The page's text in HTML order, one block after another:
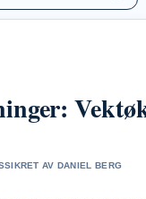
AV DANIEL BERG